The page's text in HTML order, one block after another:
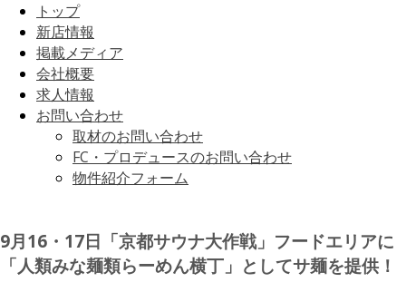
トップ
新店情報
掲載メディア
会社概要
求人情報
お問い合わせ
取材のお問い合わせ
FC・プロデュースのお問い合わせ
物件紹介フォーム
9月16・17日「京都サウナ大作戦」フードエリアに
「人類みな麺類らーめん横丁」としてサ麺を提供！